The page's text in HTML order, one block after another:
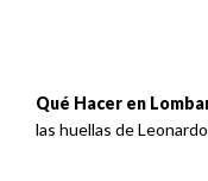
Qué Hacer en
las huellas de Leonardo